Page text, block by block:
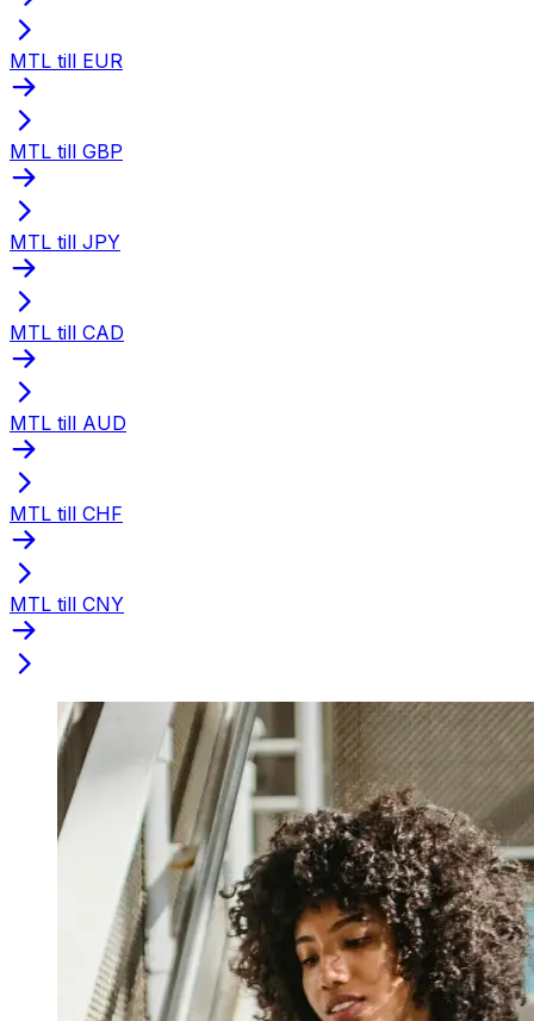
MTL till EUR
MTL till GBP
MTL till JPY
MTL till CAD
MTL till AUD
MTL till CHF
MTL till CNY